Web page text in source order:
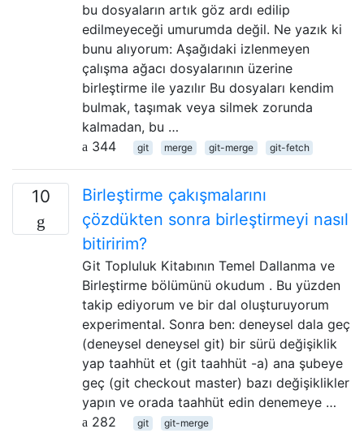
bu dosyaların artık göz ardı edilip
edilmeyeceği umurumda değil. Ne yazık ki
bunu alıyorum: Aşağıdaki izlenmeyen
çalışma ağacı dosyalarının üzerine
birleştirme ile yazılır Bu dosyaları kendim
bulmak, taşımak veya silmek zorunda
kalmadan, bu …
344
git merge git-merge git-fetch
10
Birleştirme çakışmalarını
çözdükten sonra birleştirmeyi nasıl
bitiririm?
Git Topluluk Kitabının Temel Dallanma ve
Birleştirme bölümünü okudum . Bu yüzden
takip ediyorum ve bir dal oluşturuyorum
experimental. Sonra ben: deneysel dala geç
(deneysel deneysel git) bir sürü değişiklik
yap taahhüt et (git taahhüt -a) ana şubeye
geç (git checkout master) bazı değişiklikler
yapın ve orada taahhüt edin denemeye …
282
git git-merge